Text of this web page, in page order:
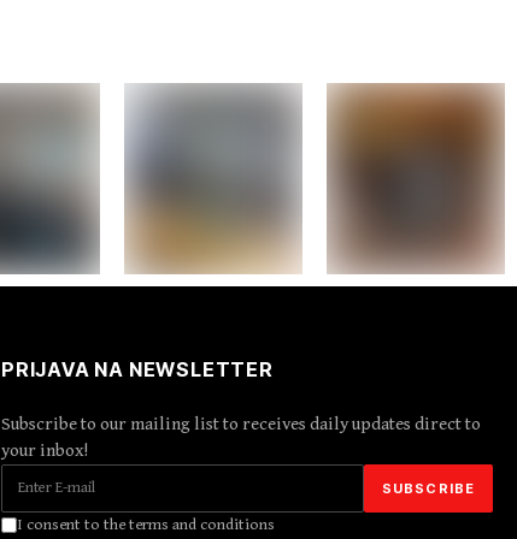
PRIJAVA NA NEWSLETTER
Subscribe to our mailing list to receives daily updates direct to
your inbox!
I consent to the terms and conditions